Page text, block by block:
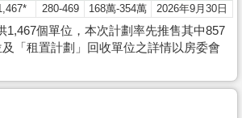
280-469 168萬-354萬 2026年9月30日
1,467個單位，本次計劃率先推售其中857
「租置計劃」回收單位之詳情以房委會